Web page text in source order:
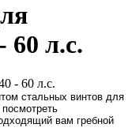
60 л.с.
стальных винтов для
вам гребной